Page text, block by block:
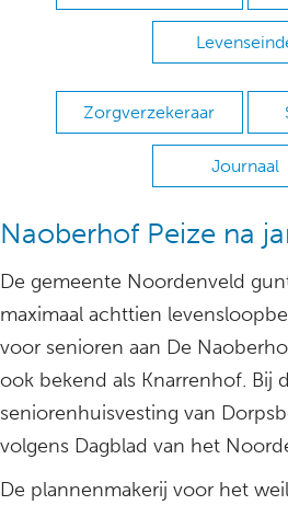
Zorgverzekeraar
Journaal
Naoberhof Peize na
De gemeente Noordenveld
maximaal achttien
voor senioren aan De
ook bekend als Knarrenhof. Bij
seniorenhuisvesting van
volgens Dagblad van het
De plannenmakerij voor het